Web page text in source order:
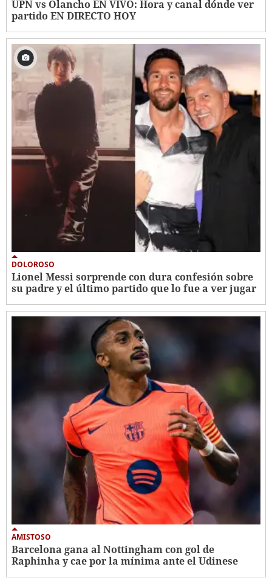
UPN vs Olancho EN VIVO: Hora y canal dónde ver
partido EN DIRECTO HOY
DOLOROSO
Lionel Messi sorprende con dura confesión sobre
su padre y el último partido que lo fue a ver jugar
AMISTOSO
Barcelona gana al Nottingham con gol de
Raphinha y cae por la mínima ante el Udinese